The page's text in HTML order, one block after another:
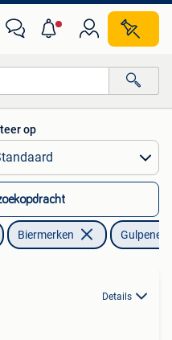
op
Biermerken Gulpener
Details